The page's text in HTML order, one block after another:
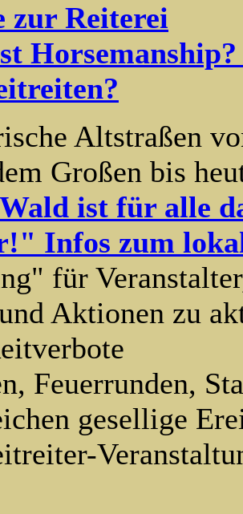
zur Reiterei
Horsemanship?
Altstraßen
Großen bis
ist für alle
Infos zum
für
Aktionen zu
Feuerrunden,
gesellige